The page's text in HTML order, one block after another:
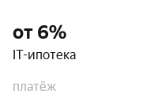
от 6%
IT-ипотека
платёж